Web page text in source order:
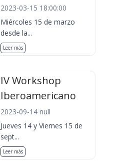
2023-03-15 18:00:00
Miércoles 15 de marzo
desde la...
Leer más
IV Workshop
Iberoamericano
2023-09-14 null
Jueves 14 y Viernes 15 de
sept...
Leer más